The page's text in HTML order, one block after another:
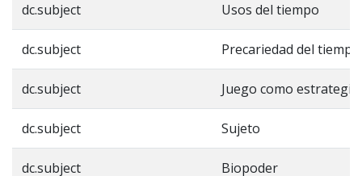
dc.subject Usos del tiempo
dc.subject Precariedad del tiempo
dc.subject Juego como
dc.subject Sujeto
dc.subject Biopoder